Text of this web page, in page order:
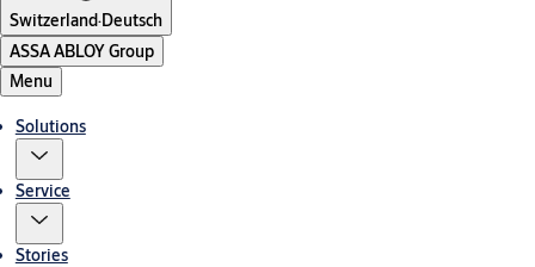
Switzerland·Deutsch
ASSA ABLOY Group
Menu
Solutions
Service
Stories